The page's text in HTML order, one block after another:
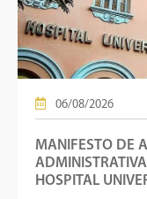
06/08/2026
MANIFESTO DE
HOSPITAL